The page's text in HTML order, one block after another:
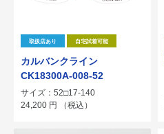
取扱店あり 自宅試着可能
カルバンクライン
CK18300A-008-52
サイズ：52□17-140
24,200 円 （税込）